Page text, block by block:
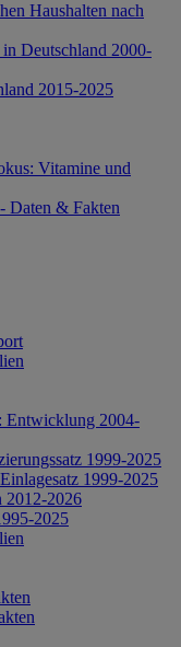
Haushalten nach
Deutschland 2000-
2015-2025
Vitamine und
Daten & Fakten
Entwicklung 2004-
1999-2025
1999-2025
2012-2026
2025